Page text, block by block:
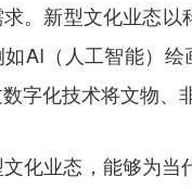
。新型文化业态
AI（人工智能）
字化技术将文物、
化业态，能够为当